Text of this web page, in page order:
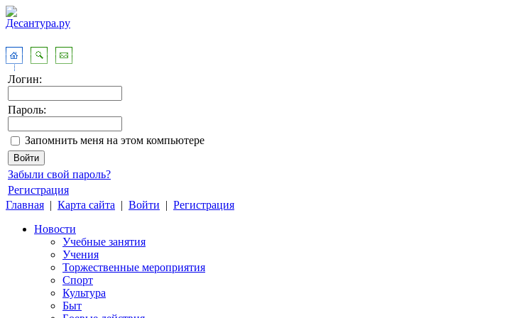
Логин:
Пароль:
Запомнить меня на этом компьютере
Забыли свой пароль?
Регистрация
Главная | Карта сайта | Войти | Регистрация
Новости
Учебные занятия
Учения
Торжественные мероприятия
Спорт
Культура
Быт